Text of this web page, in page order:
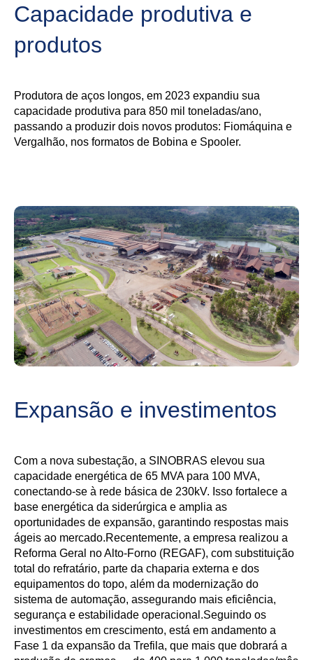
Capacidade produtiva e
produtos
Produtora de aços longos, em 2023 expandiu sua
capacidade produtiva para 850 mil toneladas/ano,
passando a produzir dois novos produtos: Fiomáquina e
Vergalhão, nos formatos de Bobina e Spooler.
Expansão e investimentos
Com a nova subestação, a SINOBRAS elevou sua
capacidade energética de 65 MVA para 100 MVA,
conectando-se à rede básica de 230kV. Isso fortalece a
base energética da siderúrgica e amplia as
oportunidades de expansão, garantindo respostas mais
ágeis ao mercado.Recentemente, a empresa realizou a
Reforma Geral no Alto-Forno (REGAF), com substituição
total do refratário, parte da chaparia externa e dos
equipamentos do topo, além da modernização do
sistema de automação, assegurando mais eficiência,
segurança e estabilidade operacional.Seguindo os
investimentos em crescimento, está em andamento a
Fase 1 da expansão da Trefila, que mais que dobrará a